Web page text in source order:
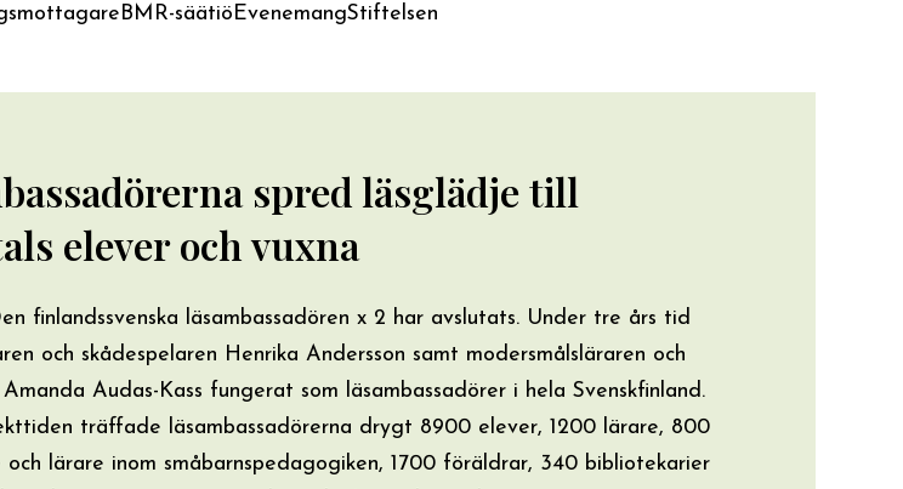
BMR-säätiö EvenemangStiftelsen
spred läsglädje till
elever och vuxna
finlandssvenska läsambassadören x 2 har avslutats. Under tre års tid
och skådespelaren Henrika Andersson samt modersmålsläraren och
Audas-Kass fungerat som läsambassadörer i hela Svenskfinland.
träffade läsambassadörerna drygt 8900 elever, 1200 lärare, 800
och lärare inom småbarnspedagogiken, 1700 föräldrar, 340 bibliotekarier